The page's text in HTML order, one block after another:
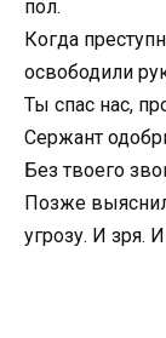
пол.
Когда
освободили
Ты спас нас,
Сержант
Без твоего
Позже
угрозу. И зря.